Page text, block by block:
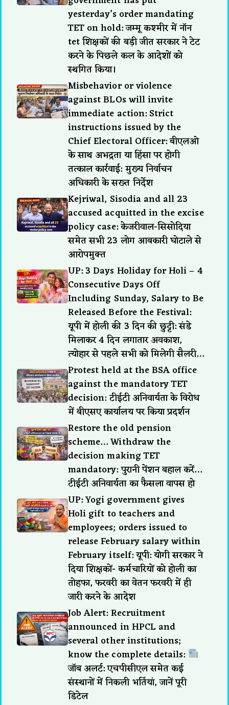
yesterday’s order mandating
TET on hold: जम्मू कश्मीर में नॉन
tet शिक्षकों की बड़ी जीत सरकार ने टेट
करने के पिछले कल के आदेशों को
स्थगित किया।
Misbehavior or violence
against BLOs will invite
immediate action: Strict
instructions issued by the
Chief Electoral Officer: बीएलओ
के साथ अभद्रता या हिंसा पर होगी
तत्काल कार्रवाई: मुख्य निर्वाचन
अधिकारी के सख्त निर्देश
Kejriwal, Sisodia and all 23
accused acquitted in the excise
policy case: केजरीवाल-सिसोदिया
समेत सभी 23 लोग आबकारी घोटाले से
आरोपमुक्त
UP: 3 Days Holiday for Holi – 4
Consecutive Days Off
Including Sunday, Salary to Be
Released Before the Festival:
यूपी में होली की 3 दिन की छुट्टी: संडे
मिलाकर 4 दिन लगातार अवकाश,
त्योहार से पहले सभी को मिलेगी सैलरी…
Protest held at the BSA office
against the mandatory TET
decision: टीईटी अनिवार्यता के विरोध
में बीएसए कार्यालय पर किया प्रदर्शन
Restore the old pension
scheme… Withdraw the
decision making TET
mandatory: पुरानी पेंशन बहाल करें…
टीईटी अनिवार्यता का फैसला वापस हो
UP: Yogi government gives
Holi gift to teachers and
employees; orders issued to
release February salary within
February itself: यूपी: योगी सरकार ने
दिया शिक्षकों- कर्मचारियों को होली का
तोहफा, फरवरी का वेतन फरवरी में ही
जारी करने के आदेश
Job Alert: Recruitment
announced in HPCL and
several other institutions;
know the complete details:
जॉब अलर्ट: एचपीसीएल समेत कई
संस्थानों में निकली भर्तियां, जानें पूरी
डिटेल